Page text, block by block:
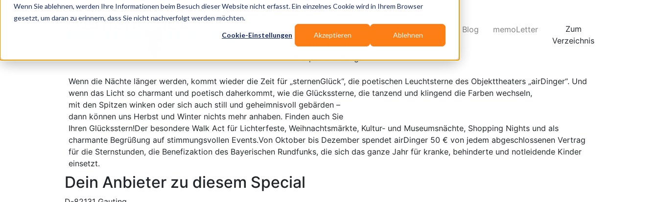
Wenn Sie ablehnen, werden Ihre Informationen beim Besuch dieser Website nicht erfasst. Ein einzelnes Cookie wird in Ihrem Browser
gesetzt, um daran zu erinnern, dass Sie nicht nachverfolgt werden möchten.
Cookie-Einstellungen Akzeptieren Ablehnen
zurück zum Themen Special Ideen zum Winterfest: Weihnachtsfeier Special
sternenGlück
Bildquelle: airDinger
Wenn die Nächte länger werden, kommt wieder die Zeit für „sternenGlück“, die poetischen Leuchtsterne des Objekttheaters „airDinger“. Und
wenn das Licht so charmant und poetisch daherkommt, wie die Glückssterne, die tanzend und klingend die Farben wechseln,
mit den Spitzen winken oder sich auch still und geheimnisvoll gebärden –
dann können uns Herbst und Winter nichts mehr anhaben. Finden auch Sie
Ihren Glücksstern!Der besondere Walk Act für Lichterfeste, Weihnachtsmärkte, Kultur- und Museumsnächte, Shopping Nights und als
charmante Begrüßung auf stimmungsvollen Events.Von Oktober bis Dezember spendet airDinger 50 € von jedem abgeschlossenen Vertrag
für die Sternstunden, die Benefizaktion des Bayerischen Rundfunks, die sich das ganze Jahr für kranke, behinderte und notleidende Kinder
einsetzt.
Dein Anbieter zu diesem Special
Publikationen Branchen-Infos Services Blog memoLetter
Zum
Verzeichnis